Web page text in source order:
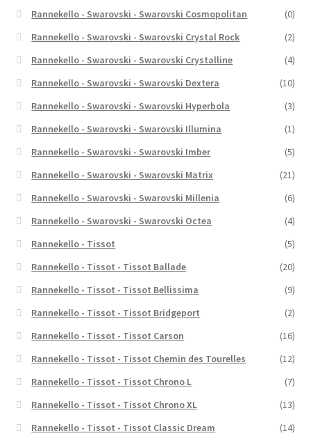
Rannekello - Swarovski - Swarovski Cosmopolitan
(0)
Rannekello - Swarovski - Swarovski Crystal Rock
(2)
Rannekello - Swarovski - Swarovski Crystalline
(4)
Rannekello - Swarovski - Swarovski Dextera
(10)
Rannekello - Swarovski - Swarovski Hyperbola
(3)
Rannekello - Swarovski - Swarovski Illumina
(1)
Rannekello - Swarovski - Swarovski Imber
(5)
Rannekello - Swarovski - Swarovski Matrix
(21)
Rannekello - Swarovski - Swarovski Millenia
(6)
Rannekello - Swarovski - Swarovski Octea
(4)
Rannekello - Tissot
(5)
Rannekello - Tissot - Tissot Ballade
(20)
Rannekello - Tissot - Tissot Bellissima
(9)
Rannekello - Tissot - Tissot Bridgeport
(2)
Rannekello - Tissot - Tissot Carson
(16)
Rannekello - Tissot - Tissot Chemin des Tourelles
(12)
Rannekello - Tissot - Tissot Chrono L
(7)
Rannekello - Tissot - Tissot Chrono XL
(13)
Rannekello - Tissot - Tissot Classic Dream
(14)